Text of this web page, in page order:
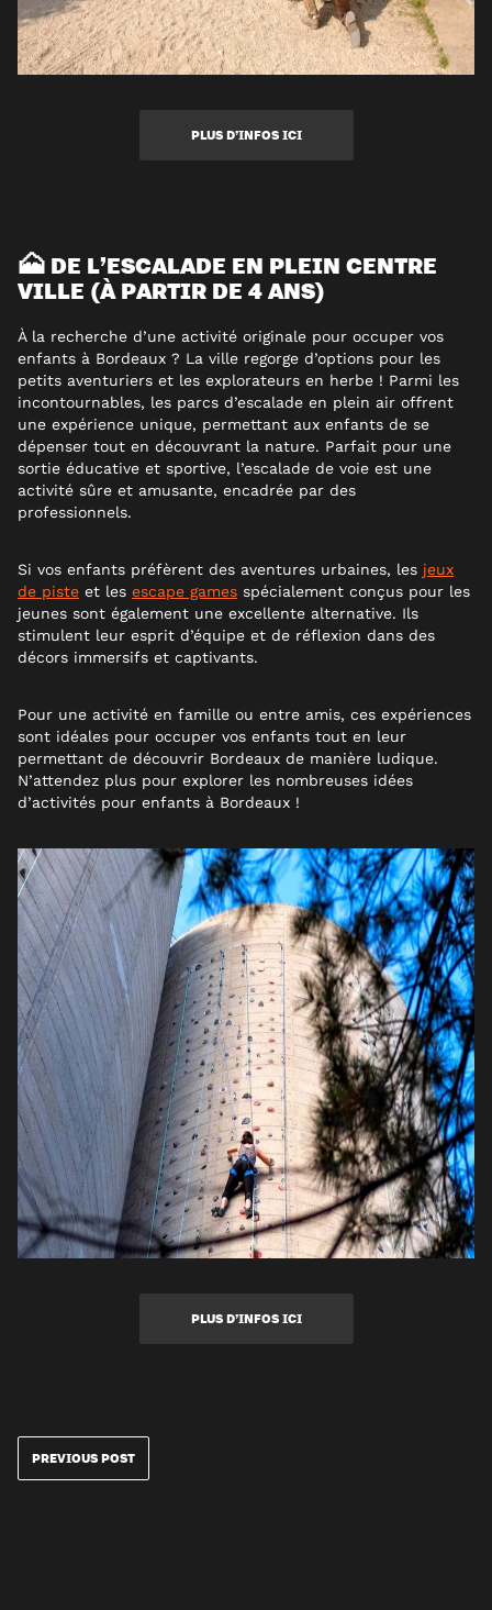
PLUS D’INFOS ICI
🗻 DE L’ESCALADE EN PLEIN CENTRE
VILLE (À PARTIR DE 4 ANS)
À la recherche d’une activité originale pour occuper vos
enfants à Bordeaux ? La ville regorge d’options pour les
petits aventuriers et les explorateurs en herbe ! Parmi les
incontournables, les parcs d’escalade en plein air offrent
une expérience unique, permettant aux enfants de se
dépenser tout en découvrant la nature. Parfait pour une
sortie éducative et sportive, l’escalade de voie est une
activité sûre et amusante, encadrée par des
professionnels.
Si vos enfants préfèrent des aventures urbaines, les jeux
de piste et les escape games spécialement conçus pour les
jeunes sont également une excellente alternative. Ils
stimulent leur esprit d’équipe et de réflexion dans des
décors immersifs et captivants.
Pour une activité en famille ou entre amis, ces expériences
sont idéales pour occuper vos enfants tout en leur
permettant de découvrir Bordeaux de manière ludique.
N’attendez plus pour explorer les nombreuses idées
d’activités pour enfants à Bordeaux !
PLUS D’INFOS ICI
PREVIOUS POST